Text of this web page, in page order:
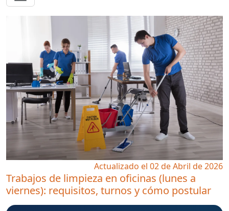
Actualizado el 02 de Abril de 2026
Trabajos de limpieza en oficinas (lunes a
viernes): requisitos, turnos y cómo postular